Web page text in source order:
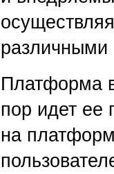
различными
Платформа
пор идет ее
на